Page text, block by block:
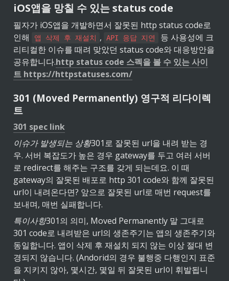
iOS앱을 망칠 수 있는 status code
필자가 iOS앱을 개발하면서 잘못된 http status code로
인해
앱 삭제 후 재설치 , API 응답 지연
등 사용성에 크
리티컬한 이슈를 때려 맞았던 status code와 대응방안을
공유합니다.http status code 스펙을 볼 수 있는 사이
트 https://httpstatuses.com/
301 (Moved Permanently) 영구적 리다이렉
트
301 spec link
이슈가 발생되는 상황301로 잘못된 url을 내려 받는 경
우. 서버 복잡도가 높은 경우 gateway를 두고 여러 서버
로 redirect를 해주는 구조를 갖게 되는데요. 이 때
gateway의 잘못된 배포로 http 301 code와 함께 잘못된
url이 내려온다면? 앞으로 잘못된 url로 매번 request를
보내며, 매번 실패합니다.
특이사항301의 의미, Moved Permanently 말 그대로
301 code로 내려받은 url의 생존주기는 앱의 생존주기와
동일합니다. 앱이 삭제 후 재설치 되지 않는 이상 절대 변
경되지 않습니다. (Andorid의 경우 불행중 다행인지 표준
을 지키지 않아, 몇시간, 몇일 뒤 잘못된 url이 휘발됩니